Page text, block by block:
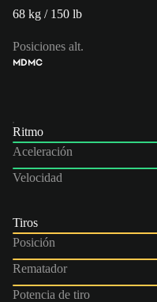
68 kg / 150 lb
Posiciones alt.
MDMC
Ritmo
Aceleración
Velocidad
Tiros
Posición
Rematador
Potencia de tiro